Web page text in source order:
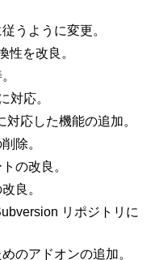
うように変更。
性を改良。
対応。
応した機能の追加。
除。
の改良。
良。
リポジトリに
のアドオンの追加。